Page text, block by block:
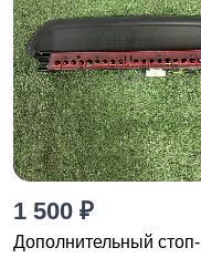
1 500 ₽
Дополнительный стоп-